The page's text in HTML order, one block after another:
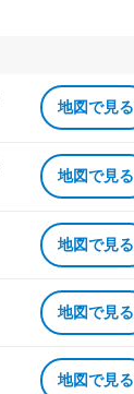
地図で見る
地図で見る
地図で見る
地図で見る
地図で見る